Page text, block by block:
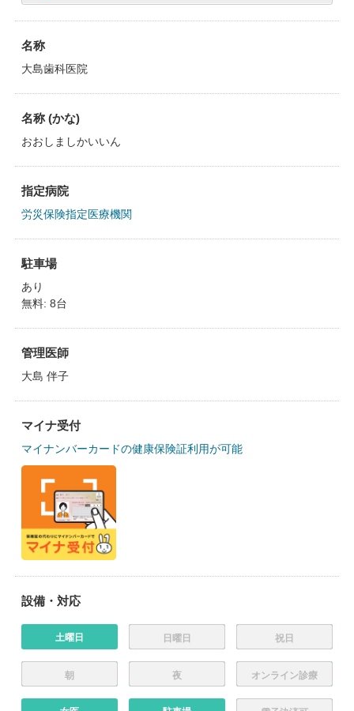
名称
大島歯科医院
名称 (かな)
おおしましかいいん
指定病院
労災保険指定医療機関
駐車場
あり
無料: 8台
管理医師
大島 伴子
マイナ受付
マイナンバーカードの健康保険証利用が可能
設備・対応
土曜日 日曜日 祝日
朝 夜 オンライン診療